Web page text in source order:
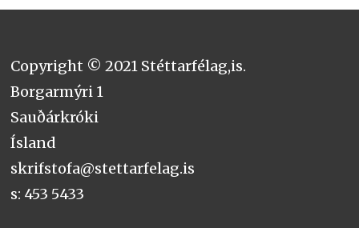
Copyright © 2021 Stéttarfélag,is.
Borgarmýri 1
Sauðárkróki
Ísland
skrifstofa@stettarfelag.is
s: 453 5433